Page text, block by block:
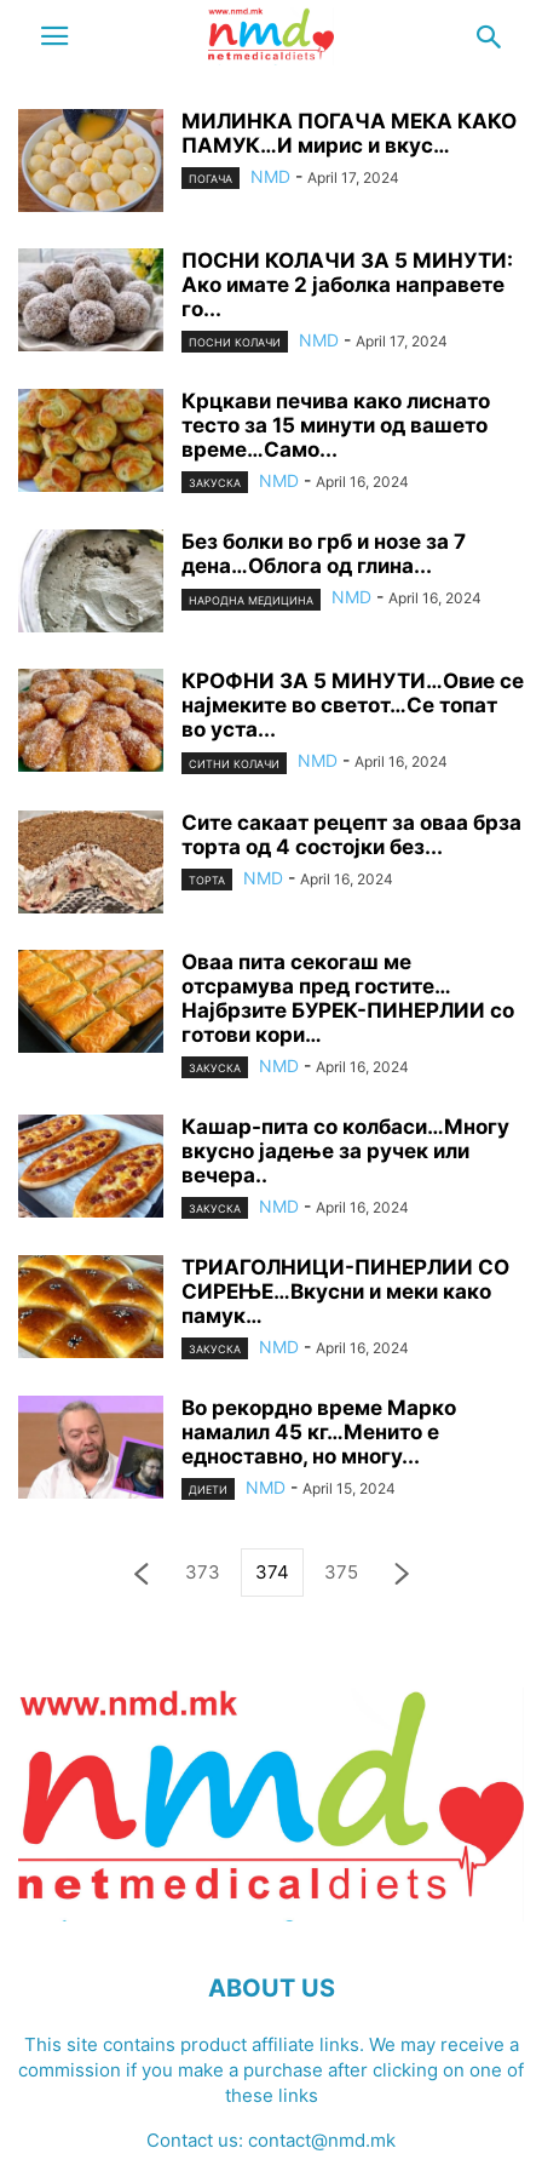
МИЛИНКА ПОГАЧА МЕКА КАКО
ПАМУК…И мирис и вкус…
ПОГАЧА NMD - April 17, 2024
ПОСНИ КОЛАЧИ ЗА 5 МИНУТИ:
Ако имате 2 јаболка направете
го...
ПОСНИ КОЛАЧИ NMD - April 17, 2024
Крцкави печива како лиснато
тесто за 15 минути од вашето
време…Само...
ЗАКУСКА NMD - April 16, 2024
Без болки во грб и нозе за 7
дена…Облога од глина...
НАРОДНА МЕДИЦИНА NMD - April 16, 2024
КРОФНИ ЗА 5 МИНУТИ…Овие се
најмеките во светот…Се топат
во уста...
СИТНИ КОЛАЧИ NMD - April 16, 2024
Сите сакаат рецепт за оваа брза
торта од 4 состојки без...
ТОРТА NMD - April 16, 2024
Оваа пита секогаш ме
отсрамува пред гостите…
Најбрзите БУРЕК-ПИНЕРЛИИ со
готови кори…
ЗАКУСКА NMD - April 16, 2024
Кашар-пита со колбаси…Многу
вкусно јадење за ручек или
вечера..
ЗАКУСКА NMD - April 16, 2024
ТРИАГОЛНИЦИ-ПИНЕРЛИИ СО
СИРЕЊЕ…Вкусни и меки како
памук…
ЗАКУСКА NMD - April 16, 2024
Во рекордно време Марко
намалил 45 кг…Менито е
едноставно, но многу...
ДИЕТИ NMD - April 15, 2024
373 374 375
ABOUT US
This site contains product affiliate links. We may receive a
commission if you make a purchase after clicking on one of
these links
Contact us: contact@nmd.mk